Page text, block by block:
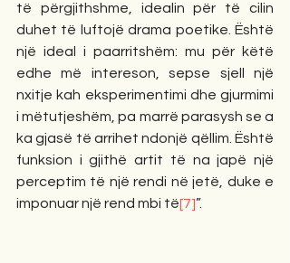
të përgjithshme, idealin për të cilin
duhet të luftojë dra­ma poetike. Është
një ideal i paarritshëm: mu për këtë
edhe më intereson, sepse sjell një
nxitje kah eksperimentimi dhe gjurmimi
i mëtutjeshëm, pa marrë parasysh se a
ka gjasë të arrihet ndonjë qëllim. Është
funksion i gjithë artit të na japë një
perceptim të një rendi në jetë, duke e
imponuar një rend mbi të[7]”.